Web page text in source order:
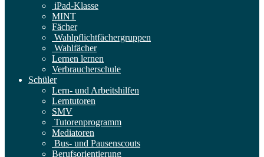
iPad-Klasse
MINT
Fächer
Wahlpflichtfächergruppen
Wahlfächer
Lernen lernen
Verbraucherschule
Schüler
Lern- und Arbeitshilfen
Lerntutoren
SMV
Tutorenprogramm
Mediatoren
Bus- und Pausenscouts
Berufsorientierung